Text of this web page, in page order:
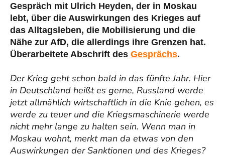
Gespräch mit Ulrich Heyden, der in Moskau
lebt, über die Auswirkungen des Krieges auf
das Alltagsleben, die Mobilisierung und die
Nähe zur AfD, die allerdings ihre Grenzen hat.
Überarbeitete Abschrift des Gesprächs.
Der Krieg geht schon bald in das fünfte Jahr. Hier
in Deutschland heißt es gerne, Russland werde
jetzt allmählich wirtschaftlich in die Knie gehen, es
werde zu teuer und die Kriegsmaschinerie werde
nicht mehr lange zu halten sein. Wenn man in
Moskau wohnt, merkt man da etwas von den
Auswirkungen der Sanktionen und des Krieges?